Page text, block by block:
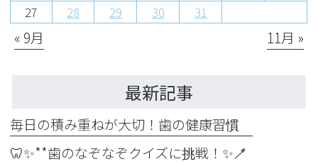
27
28 29 30 31
« 9月 11月 »
最新記事
毎日の積み重ねが大切！歯の健康習慣
🦷✨**歯のなぞなぞクイズに挑戦！✨🪥